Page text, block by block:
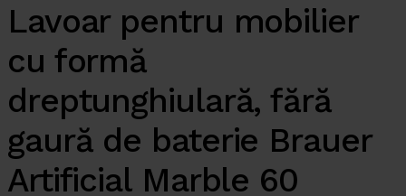
Lavoar pentru mobilier
cu formă
dreptunghiulară, fără
gaură de baterie Brauer
Artificial Marble 60